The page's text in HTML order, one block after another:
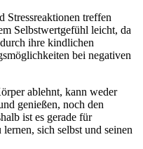
Stressreaktionen treffen
Selbstwertgefühl leicht, da
ihre kindlichen
bei negativen
ablehnt, kann weder
genießen, noch den
ist es gerade für
sich selbst und seinen